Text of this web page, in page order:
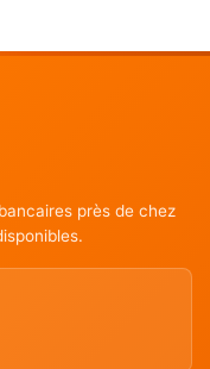
près de chez